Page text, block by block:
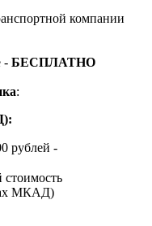
компании
- БЕСПЛАТНО
:
рублей -
стоимость
МКАД)